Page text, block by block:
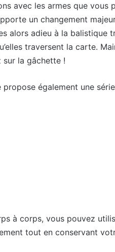
avec les armes que
un changement
alors adieu à la balistique
traversent la carte.
sur la gâchette !
également une
à corps, vous pouvez
tout en conservant